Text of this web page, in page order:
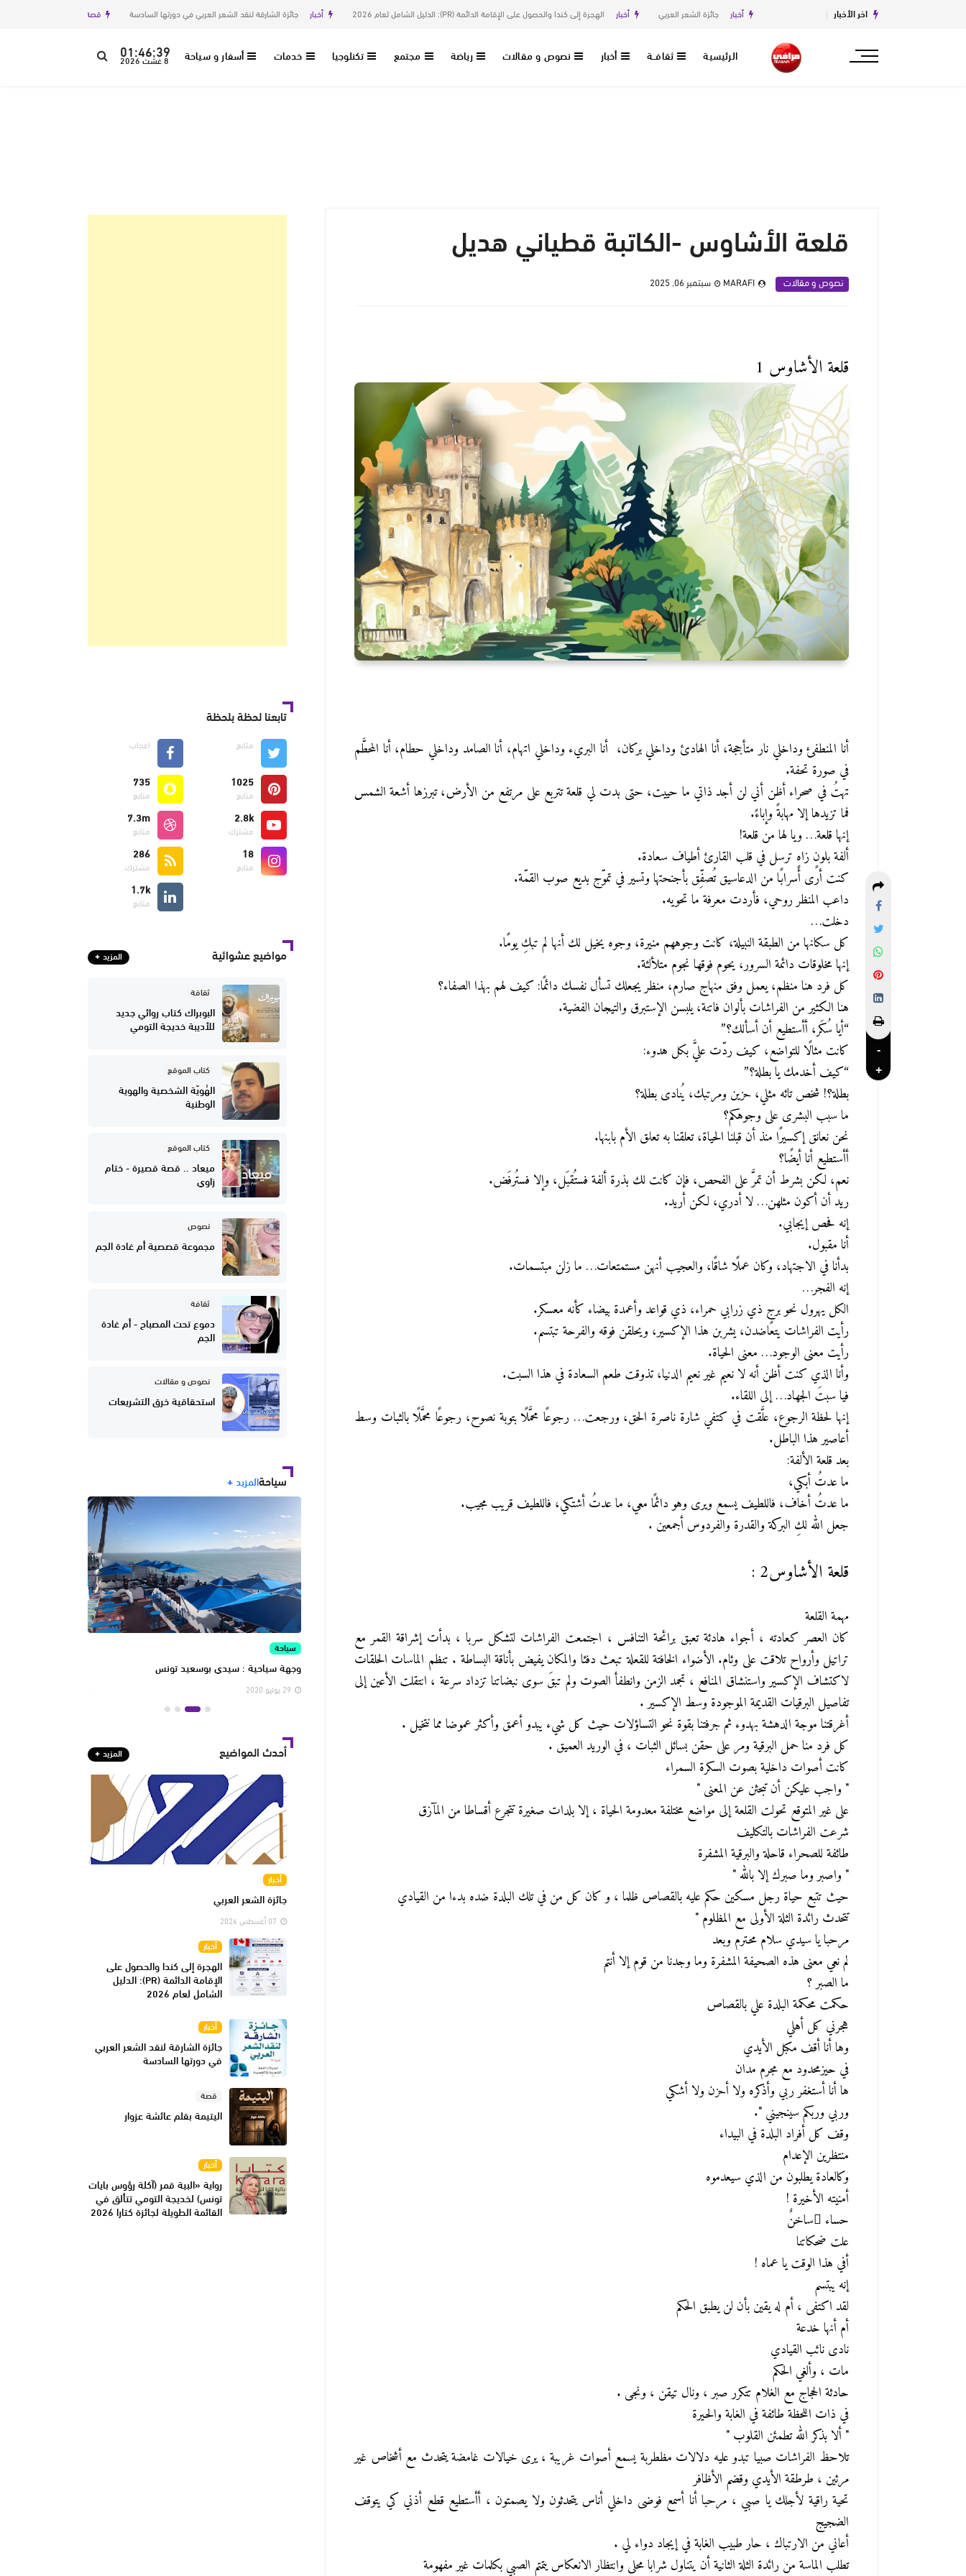
اخر الأخبار أخبار جائزة الشعر العربي أخبار الهجرة إلى كندا والحصول على الإقامة الدائمة (PR): الدليل الشامل لعام 2026 أخبار جائزة الشارقة لنقد الشعر العربي في دورتها السادسة قصة اليتيمة بقلم عائشة عزوار
الرئيسية ثقافــة أخبار نصوص و مقالات رياضة مجتمع تكنلوجيا خدمات أسفار و سياحة 01:46:40
8 غشت 2026
-
+
قلعة الأشاوس -الكاتبة قطياني هديل
نصوص و مقالات MARAFI سبتمبر 06, 2025
قلعة الأشاوس 1
أنا المنطفئ وداخلي نار متأججة،أنا الهادئ وداخلي بركان، أنا البريء وداخلي اتهام، أنا الصامد وداخلي حطام،أنا المحطَّم
في صورة تحفة.
تهتُ في صحراء أظن أني لن أجد ذاتي ما حييت، حتى بدت لي قلعة تتربع على مرتفع من الأرض، تبرزها أشعة الشمس
فما تزيدها إلا مهابةً وإباءً.
إنها قلعة… ويا لها من قلعة!
ألفة بلونٍ زاهٍ ترسل في قلب القارئ أطياف سعادة.
كنت أرى أسرابًا من الدعاسيق تُصفِّق بأجنحتها وتسير في تموّج بديع صوب القمّة.
داعب المنظر روحي، فأردت معرفة ما تحويه.
دخلت…
كل سكانها من الطبقة النبيلة، كانت وجوههم منيرة، وجوه يخيل لك أنها لم تبكِ يومًا.
إنها مخلوقات دائمة السرور، يحوم فوقها نجوم متلألئة.
كل فرد هنا منظم، يعمل وفق منهاج صارم، منظر يجعلك تسأل نفسك دائمًا: كيف لهم بهذا الصفاء؟
هنا الكثير من الفراشات بألوان فاتنة، يلبسن الإستبرق والتيجان الفضية.
“أيا سُكَر، أأستطيع أن أسألك؟”
كانت مثالًا للتواضع، كيف ردّت عليَّ بكل هدوء:
“كيف أخدمك يا بطلة؟”
بطلة؟! شخص تائه مثلي، حزين ومرتبك، يُنادى بطلة؟
ما سبب البشرى على وجوهكم؟
نحن نعانق إكسيرًا منذ أن قبلنا الحياة، تعلقنا به تعلق الأم بابنها.
أأستطيع أنا أيضًا؟
نعم، لكن بشرط أن تمرَّ على الفحص، فإن كانت لك بذرة ألفة فستُقبَل، وإلا فستُرفَض.
ريد أن أكون مثلهن… لا أدري، لكن أريد.
إنه فحص إيجابي.
أنا مقبول.
بدأنا في الاجتهاد، وكان عملًا شاقًا، والعجيب أنهن مستمتعات… ما زلن مبتسمات.
إنه الفجر…
الكل يهرول نحو برجٍ ذي زرابي حمراء، ذي قواعد وأعمدة بيضاء كأنه معسكر.
رأيت الفراشات يتعاضدن، يشربن هذا الإكسير، ويحلقن فوقه والفرحة تبتسم.
رأيت معنى الوجود… معنى الحياة.
وأنا الذي كنت أظن أنه لا نعيم غير نعيم الدنيا،تذوقت طعم السعادة في هذا السبت.
فيا سبتَ الجهاد… إلى اللقاء.
إنها لحظة الرجوع، علَّقت في كتفي شارة ناصرة الحق، ورجعت… رجوعًا محمَّلًا بتوبة نصوح، رجوعًا محمَّلًا بالثبات وسط
أعاصير هذا الباطل.
بعد قلعة الألفة:
ما عدتُ أبكي،
ما عدتُ أخاف، فاللطيف يسمع ويرى وهو دائمًا معي، ما عدتُ أشتكي، فاللطيف قريب مجيب.
جعل الله لكِ البركة والقدرة والفردوس أجمعين .
قلعة الأشاوس2 :
مهمة القلعة
كان العصر كعادته ، أجواء هادئة تعبق برائحة التنافس ، اجتمعت الفراشات لتشكل سربا ، بدأت إشراقة القمر مع
تراتيل وأرواح تلاقت على وئام. الأضواء الخافتة للقعلة تبعث دفئا والمكان يفيض بأناقة البساطة . تنظم الماسات الحلقات
لاكتشاف الإكسير واستنشاق المنافع ، تجمد الزمن وانطفأ الصوت ولم تبقَ سوى نبضاتنا تزداد سرعة ، انتقلت الأعين إلى
تفاصيل البرقيات القديمة الموجودة وسط الإكسير .
أغرقتنا موجة الدهشة بهدوء ثم جرفتنا بقوة نحو التساؤلات حيث كل شيء يبدو أعمق وأكثر عموضا مما نتخيل .
كل فرد منا حمل البرقية ومر على حقن بسائل الثبات ، في الوريد العميق .
كانت أصوات داخلية بصوت السكرة السمراء
" واجب عليكن أن تبحثن عن المعنى "
على غير المتوقع تحولت القلعة إلى مواضع مختلفة معدومة الحياة ، إلا بلدات صغيرة تتجرع أقساطا من المآزق
شرعت الفراشات بالتكليف
طائفة للصحراء قاحلة والبرقية المشفرة
" واصبر وما صبرك إلا بالله "
حيث تتبع حياة رجل مسكين حكم عليه بالقصاص ظلما ، و كان كل من في تلك البلدة ضده بدءا من القيادي
تتحدث رائدة الثلة الأولى مع المظلوم "
مرحبا يا سيدي سلام محترم وبعد
لم نعي معنى هذه الصحيفة المشفرة وما وجدنا من قوم إلا أنتم
ما الصبر ؟
حكمت محكمة البلدة علي بالقصاص
هجرني كل أهلي
وها أنا أقف مكبل الأيدي
في حيزمحدود مع مجرم مدان
ها أنا أستغفر ربي وأذكره ولا أحزن ولا أشكي
وربي وربكم سينجيني ".
وقف كل أفراد البلدة في البيداء
منتظرين الإعدام
وكالعادة يطلبون من الذي سيعدموه
أمنيته الأخيرة !
حساء ٌساخنٌ
علت ضحكاتنا
أفي هذا الوقت يا عماه !
إنه يبتسم
لقد اكتفى ، أم له يقين بأن لن يطبق الحكم
أم أنها خدعة
نادى نائب القيادي
مات ، وألغي الحكم
حادثة الحجاج مع الغلام تتكرر صبر ، ونال تيقن ، ونجى .
في ذات اللحظة طائفة في الغابة والحيرة
" ألا بذكر الله تطمئن القلوب "
تلاحظ الفراشات صبيا تبدو عليه دلالات مظطربة يسمع أصوات غريبة ، يرى خيالات غامضة يتحدث مع أشخاص غير
مرئين ، طرطقة الأيدي وقضم الأظافر
تحية راقية لأجلك يا صبي ، مرحبا أنا أسمع فوضى داخلي أناس يتحدثون ولا يصمتون ، أأستطيع قطع أذني كي يتوقف
الضجيج
أعاني من الارتباك ، حار طبيب الغابة في إيجاد دواء لي .
تطلب الماسة من رائدة الثلة الثانية أن يتناول شرابا محلى وانتظار الانعكاس يتمتم الصبي بكلمات غير مفهومة
تابعنا لحظة بلحظة
متابع اعجاب
1025
متابع
735
متابع
2.8k
مشترك
7.3m
متابع
18
متابع
286
مشترك
1.7k
متابع
مواضيع عشوائية المزيد
ثقافة
البوبراك كتاب روائي جديد
للأديبة خديجة التومي
كتاب الموقع
الهُويّة الشخصية والهوية
الوطنية
كتاب الموقع
ميعاد .. قصة قصيرة - ختام
زاوي
نصوص
مجموعة قصصية أم غادة الجم
ثقافة
دموع تحت المصباح - أم غادة
الجم
نصوص و مقالات
استحقاقية خرق التشريعات
سياحةالمزيد
المنتجعات السياحية التركية خدمات في زمن الكورونا
سياحة
الهجرة إلى كندا بكل التفاصل و الإجراءات
سياحة
وجهة سياحية : سيدي بوسعيد تونس
سياحة
جماليات سياحية متنوعة
29 يوليو 2020
أحدث المواضيع المزيد
أخبار
جائزة الشعر العربي
07 أغسطس 2026
أخبار
الهجرة إلى كندا والحصول على
الإقامة الدائمة (PR): الدليل
الشامل لعام 2026
أخبار
جائزة الشارقة لنقد الشعر العربي
في دورتها السادسة
قصة
اليتيمة بقلم عائشة عزوار
أخبار
رواية «البية قمر (آكلة رؤوس بايات
تونس) لخديجة التومي تتألق في
القائمة الطويلة لجائزة كتارا 2026